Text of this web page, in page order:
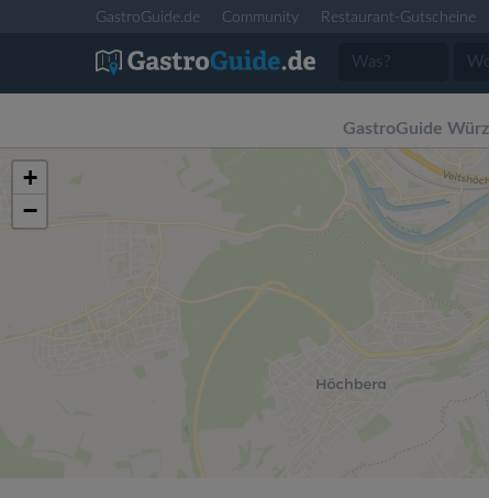
GastroGuide.de Community Restaurant-Gutscheine
GastroGuide
+
−